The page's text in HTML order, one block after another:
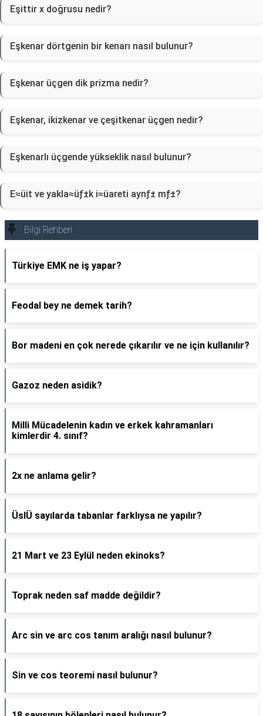
Eşittir x doğrusu nedir?
Eşkenar dörtgenin bir kenarı nasıl bulunur?
Eşkenar üçgen dik prizma nedir?
Eşkenar, ikizkenar ve çeşitkenar üçgen nedir?
Eşkenarlı üçgende yükseklik nasıl bulunur?
E≈üit ve yakla≈üƒ±k i≈üareti aynƒ± mƒ±?
Bilgi Rehberi
Türkiye EMK ne iş yapar?
Feodal bey ne demek tarih?
Bor madeni en çok nerede çıkarılır ve ne için kullanılır?
Gazoz neden asidik?
Milli Mücadelenin kadın ve erkek kahramanları
kimlerdir 4. sınıf?
2x ne anlama gelir?
ÜslÜ sayılarda tabanlar farklıysa ne yapılır?
21 Mart ve 23 Eylül neden ekinoks?
Toprak neden saf madde değildir?
Arc sin ve arc cos tanım aralığı nasıl bulunur?
Sin ve cos teoremi nasıl bulunur?